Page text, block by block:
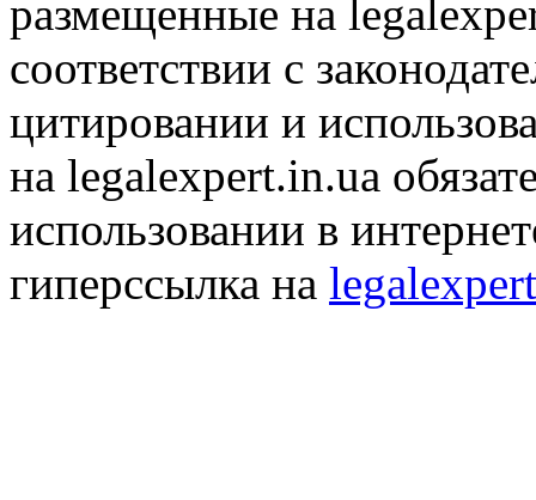
размещенные на
соответствии с
цитировании и
на legalexpert.in.ua
использовании в
гиперссылка на